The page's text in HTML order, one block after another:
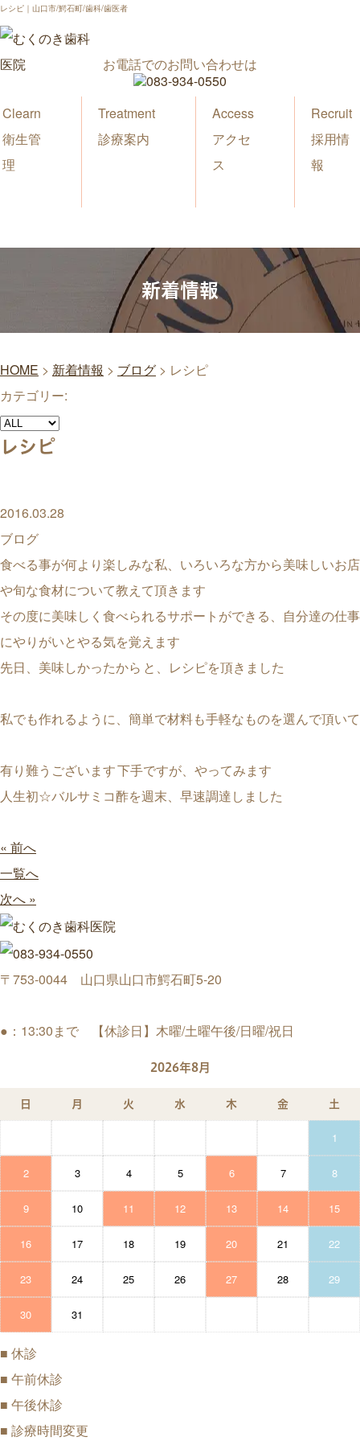
レシピ｜山口市/鰐石町/歯科/歯医者
お電話でのお問い合わせは
Clearn
衛生管
理
Treatment
診療案内
Access
アクセ
ス
Recruit
採用情
報
新着情報
HOME > 新着情報 > ブログ > レシピ
カテゴリー:
レシピ
2016.03.28
ブログ
食べる事が何より楽しみな私、いろいろな方から美味しいお店
や旬な食材について教えて頂きます
その度に美味しく食べられるサポートができる、自分達の仕事
にやりがいとやる気を覚えます
先日、美味しかったから と、レシピを頂きました
私でも作れるように、簡単で材料も手軽なものを選んで頂いて
有り難うございます下手ですが、やってみます
人生初☆バルサミコ酢を週末、早速調達しました
« 前へ
一覧へ
次へ »
〒753-0044 山口県山口市鰐石町5-20
●：13:30まで 【休診日】木曜/土曜午後/日曜/祝日
2026年8月
日 月 火 水 木 金 土
1
2 3 4 5 6 7 8
9 10 11 12 13 14 15
16 17 18 19 20 21 22
23 24 25 26 27 28 29
30 31
■ 休診
■ 午前休診
■ 午後休診
■ 診療時間変更